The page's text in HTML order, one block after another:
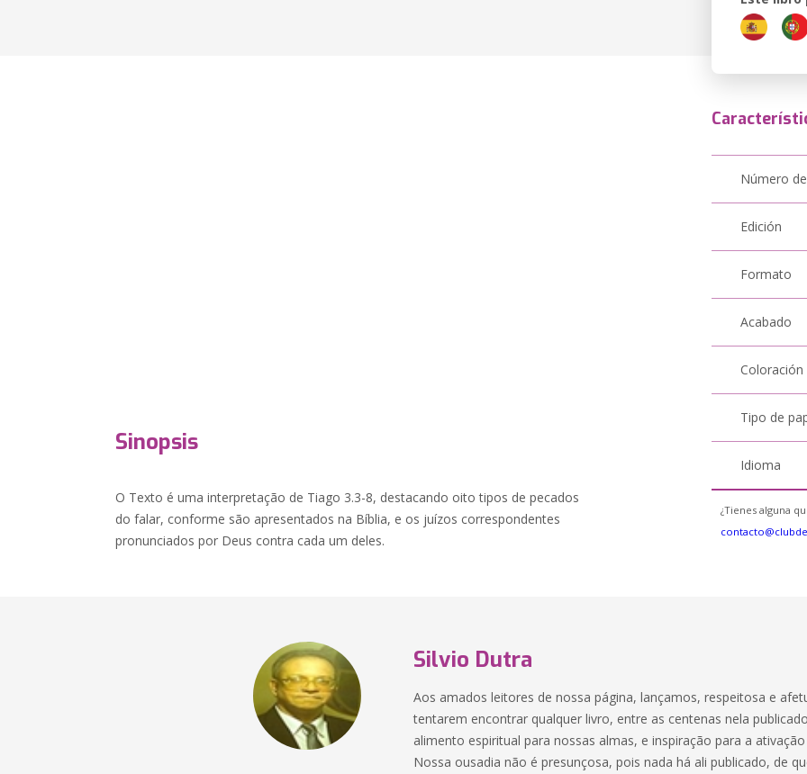
Sinopsis
O Texto é uma interpretação de Tiago 3.3-8, destacando oito tipos de pecados
do falar, conforme são apresentados na Bíblia, e os juízos correspondentes
pronunciados por Deus contra cada um deles.
Número
Edición
Formato
Acabado
Coloración
Tipo de
Idioma
¿Tienes alguna
Silvio Dutra
Aos amados leitores de nossa página, lançamos, respeitosa e
tentarem encontrar qualquer livro, entre as centenas nela
alimento espiritual para nossas almas, e inspiração para a
Nossa ousadia não é presunçosa, pois nada há ali publicado, de